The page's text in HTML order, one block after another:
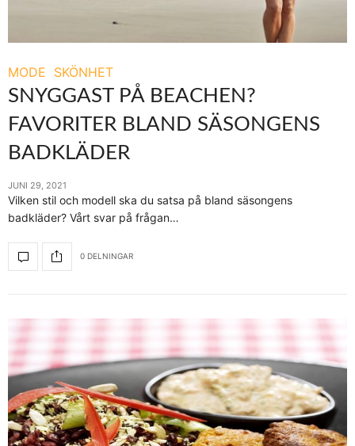
MODE SKÖNHET
SNYGGAST PÅ BEACHEN?
FAVORITER BLAND SÄSONGENS
BADKLÄDER
JUNI 29, 2021
Vilken stil och modell ska du satsa på bland säsongens
badkläder? Vårt svar på frågan…
0 DELNINGAR